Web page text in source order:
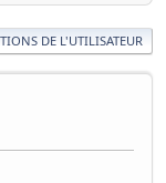
DE L'UTILISATEUR